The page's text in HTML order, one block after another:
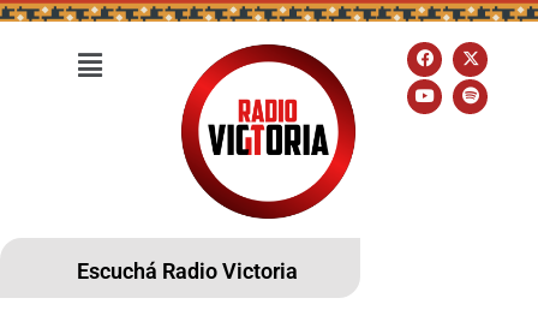
Escuchá Radio Victoria